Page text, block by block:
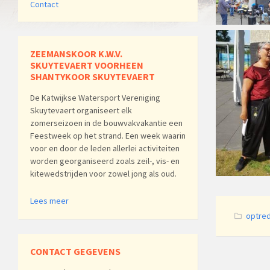
Contact
ZEEMANSKOOR K.W.V.
SKUYTEVAERT VOORHEEN
SHANTYKOOR SKUYTEVAERT
De Katwijkse Watersport Vereniging
Skuytevaert organiseert elk
zomerseizoen in de bouwvakvakantie een
Feestweek op het strand. Een week waarin
voor en door de leden allerlei activiteiten
worden georganiseerd zoals zeil-, vis- en
kitewedstrijden voor zowel jong als oud.
Lees meer
CONTACT GEGEVENS